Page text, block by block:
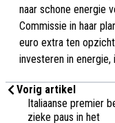
naar schone energie
Commissie in haar
euro extra ten
investeren in
Vorig artikel
Italiaanse premier
zieke paus in het